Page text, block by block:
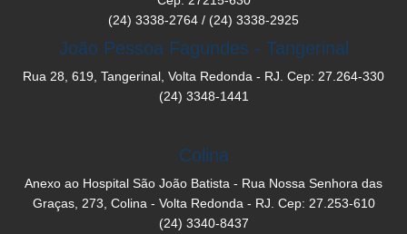
(24) 3338-2764 / (24) 3338-2925
João Pessoa Fagundes - Tangerinal
Rua 28, 619, Tangerinal, Volta Redonda - RJ. Cep: 27.264-330
(24) 3348-1441
Colina
Anexo ao Hospital São João Batista - Rua Nossa Senhora das
Graças, 273, Colina - Volta Redonda - RJ. Cep: 27.253-610
(24) 3340-8437